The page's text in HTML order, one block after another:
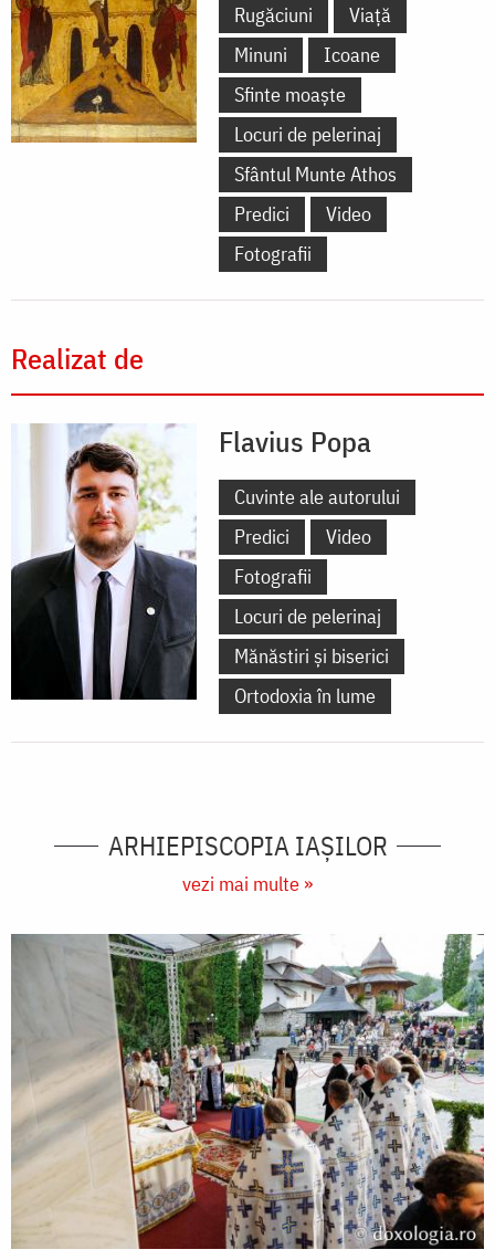
Rugăciuni
Viață
Minuni
Icoane
Sfinte moaște
Locuri de pelerinaj
Sfântul Munte Athos
Predici
Video
Fotografii
Realizat de
Flavius Popa
Cuvinte ale autorului
Predici
Video
Fotografii
Locuri de pelerinaj
Mănăstiri și biserici
Ortodoxia în lume
ARHIEPISCOPIA IAŞILOR
vezi mai multe »